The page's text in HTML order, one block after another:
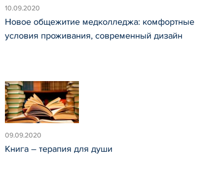
10.09.2020
Новое общежитие медколледжа: комфортные
условия проживания, современный дизайн
09.09.2020
Книга – терапия для души